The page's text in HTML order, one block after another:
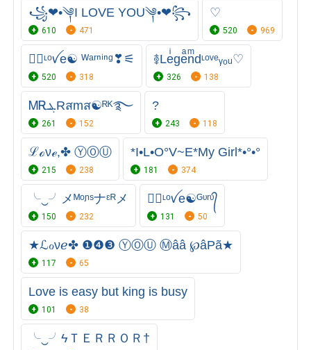
꧁❤•༆I LOVE YOU༆•❤꧂
610 471
♡
520 969
●⃝ᶫᵒꪜe☯ ᵂᵃʳⁿⁱⁿᵍ❣︎⚟
520 318
࿅Leͥgeͣnͫdᶫᵒᵛᵉᵧₒᵤ♡
326 138
ᎷᎡܔRสmส☯ᴿᴷ࿐
261 152
?
243 118
ℒℴνℯ,✤ ⓎⓄⓊ
215 238
*I•L•O°V~E*My Girl*•°•°
181 374
╰‿╯メᴹᵒᶮˢナᵋᴿメ
150 232
●⃝ᶫᵒꪜe☯ᴳᶹʳᶹ᭄
131 50
★ℒℴνℯ✤ ❶❹❸ ⓎⓄⓊ Ⓜââ ℘âPã★
117 65
Love is easy but king is busy
101 38
╰‿╯ㅤϟＴＥＲＲＯＲ†